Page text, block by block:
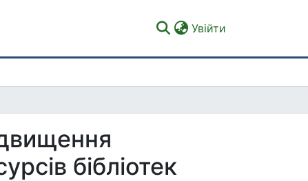
Увійти
бібліотек